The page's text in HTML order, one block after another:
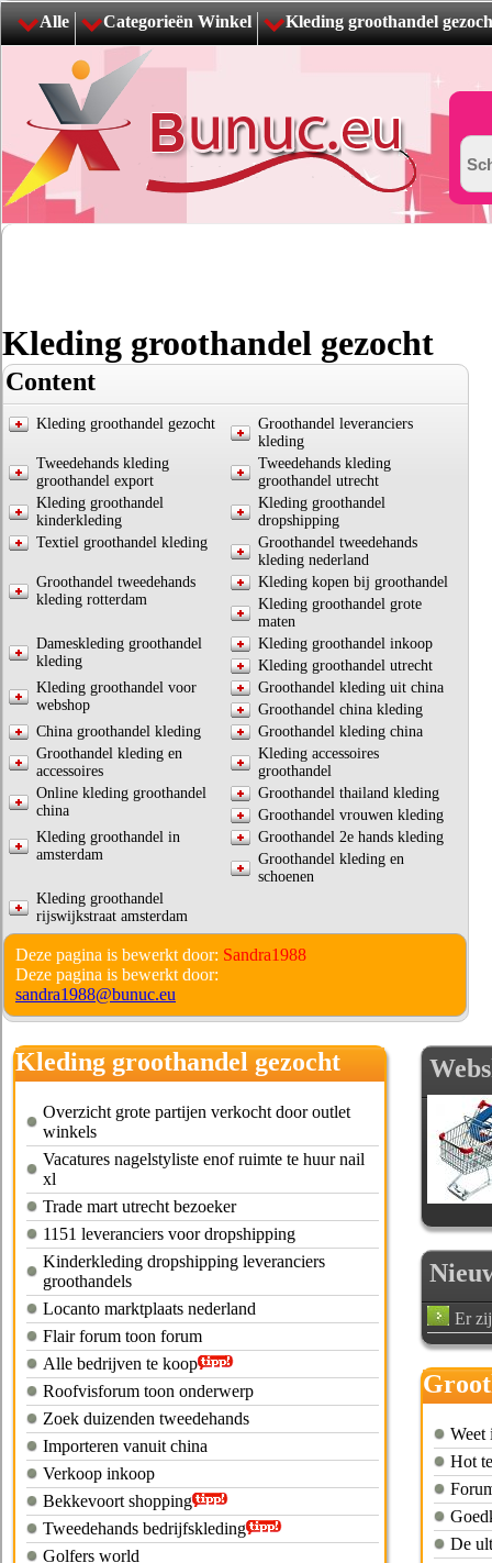
Alle Categorieën Winkel Kleding groothandel
Kleding groothandel gezocht
Content
Kleding groothandel gezocht
Groothandel leveranciers
kleding
Tweedehands kleding
groothandel export
Tweedehands kleding
groothandel utrecht
Kleding groothandel
kinderkleding
Kleding groothandel
dropshipping
Textiel groothandel kleding
Groothandel tweedehands
kleding nederland
Groothandel tweedehands
kleding rotterdam
Kleding kopen bij groothandel
Kleding groothandel grote
maten
Dameskleding groothandel
kleding
Kleding groothandel inkoop
Kleding groothandel utrecht
Kleding groothandel voor
webshop
Groothandel kleding uit china
Groothandel china kleding
China groothandel kleding
Groothandel kleding china
Groothandel kleding en
accessoires
Kleding accessoires
groothandel
Online kleding groothandel
china
Groothandel thailand kleding
Groothandel vrouwen kleding
Kleding groothandel in
amsterdam
Groothandel 2e hands kleding
Groothandel kleding en
schoenen
Kleding groothandel
rijswijkstraat amsterdam
Deze pagina is bewerkt door: Sandra1988
Deze pagina is bewerkt door:
sandra1988@bunuc.eu
Kleding groothandel gezocht
Overzicht grote partijen verkocht door outlet
winkels
Vacatures nagelstyliste enof ruimte te huur nail
xl
Trade mart utrecht bezoeker
1151 leveranciers voor dropshipping
Kinderkleding dropshipping leveranciers
groothandels
Locanto marktplaats nederland
Flair forum toon forum
Alle bedrijven te koop
Roofvisforum toon onderwerp
Zoek duizenden tweedehands
Importeren vanuit china
Verkoop inkoop
Bekkevoort shopping
Tweedehands bedrijfskleding
Golfers world
Er
Weet
Hot
De